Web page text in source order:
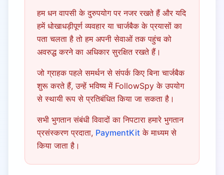
हम धन वापसी के दुरुपयोग पर नजर रखते हैं और यदि
हमें धोखाधड़ीपूर्ण व्यवहार या चार्जबैक के प्रयासों का
पता चलता है तो हम अपनी सेवाओं तक पहुंच को
अवरुद्ध करने का अधिकार सुरक्षित रखते हैं।
जो ग्राहक पहले समर्थन से संपर्क किए बिना चार्जबैक
शुरू करते हैं, उन्हें भविष्य में FollowSpy के उपयोग
से स्थायी रूप से प्रतिबंधित किया जा सकता है।
सभी भुगतान संबंधी विवादों का निपटारा हमारे भुगतान
प्रसंस्करण प्रदाता, PaymentKit के माध्यम से
किया जाता है।